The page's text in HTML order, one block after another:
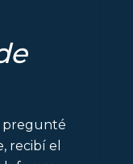
pregunté
recibí el